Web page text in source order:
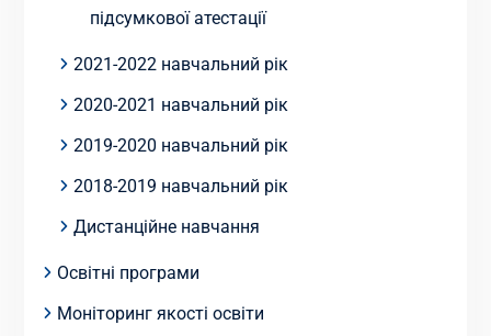
підсумкової атестації
2021-2022 навчальний рік
2020-2021 навчальний рік
2019-2020 навчальний рік
2018-2019 навчальний рік
Дистанційне навчання
Освітні програми
Моніторинг якості освіти